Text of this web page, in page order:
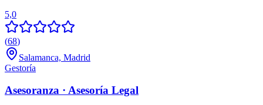
5,0
(68)
Salamanca, Madrid
Gestoría
Asesoranza · Asesoría Legal